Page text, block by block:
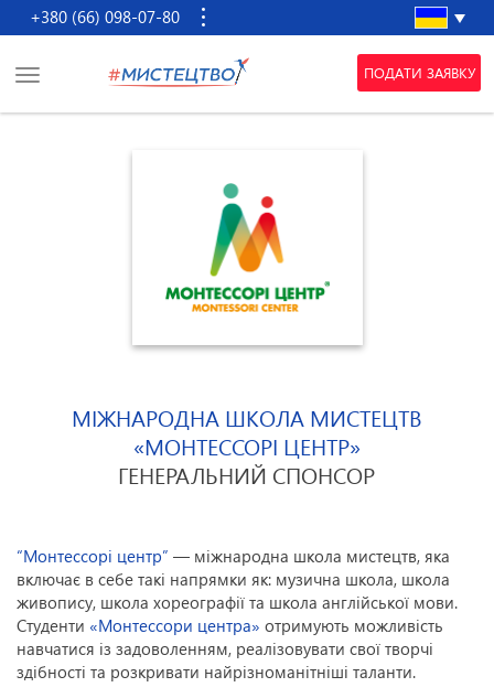
+380 (66) 098-07-80
ПОДАТИ ЗАЯВКУ
МІЖНАРОДНА ШКОЛА МИСТЕЦТВ
«МОНТЕССОРІ ЦЕНТР»
ГЕНЕРАЛЬНИЙ СПОНСОР
“Монтессорі центр” — міжнародна школа мистецтв, яка
включає в себе такі напрямки як: музична школа, школа
живопису, школа хореографії та школа англійської мови.
Студенти «Монтессори центра» отримують можливість
навчатися із задоволенням, реалізовувати свої творчі
здібності та розкривати найрізноманітніші таланти.